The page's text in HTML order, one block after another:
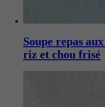
Soupe repas
riz et chou frisé